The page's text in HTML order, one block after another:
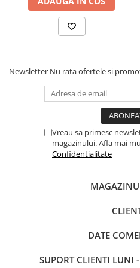
Newsletter Nu rata ofertele si
Vreau sa primesc
magazinului. Afla mai
Confidentialitate
DATE
SUPORT CLIENTI LUNI